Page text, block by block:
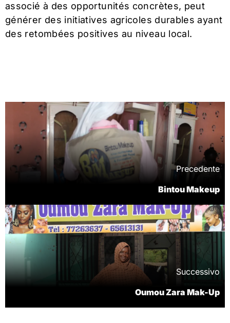
associé à des opportunités concrètes, peut
générer des initiatives agricoles durables ayant
des retombées positives au niveau local.
Precedente
Bintou Makeup
Successivo
Oumou Zara Mak-Up